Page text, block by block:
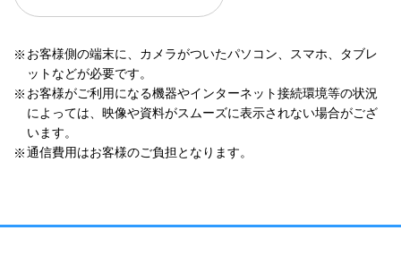
お客様側の端末に、カメラがついたパソコン、スマホ、タブレ
ットなどが必要です。
お客様がご利用になる機器やインターネット接続環境等の状況
によっては、映像や資料がスムーズに表示されない場合がござ
います。
通信費用はお客様のご負担となります。